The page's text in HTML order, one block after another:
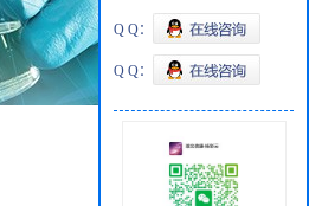
Q Q：
Q Q：